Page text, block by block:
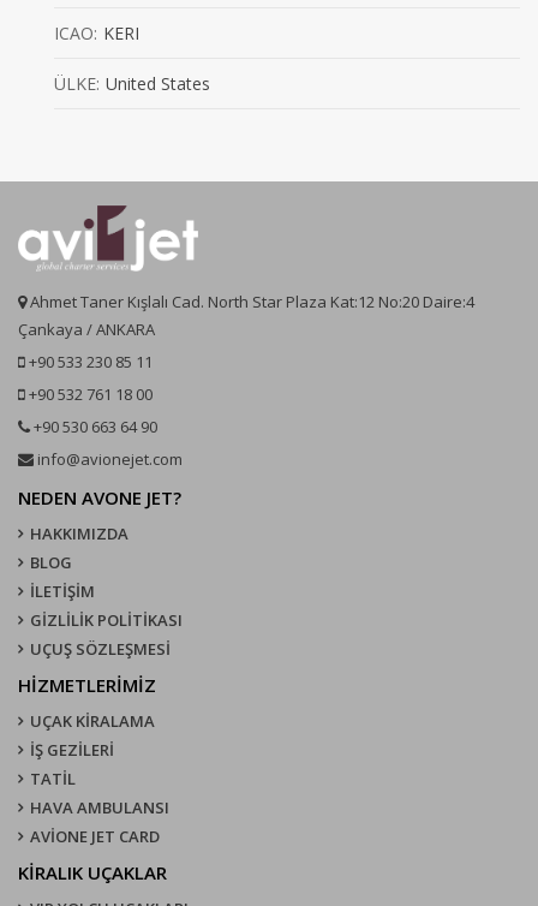
ICAO: KERI
ÜLKE: United States
Ahmet Taner Kışlalı Cad. North Star Plaza Kat:12 No:20 Daire:4
Çankaya / ANKARA
+90 533 230 85 11
+90 532 761 18 00
+90 530 663 64 90
info@avionejet.com
NEDEN AVONE JET?
HAKKIMIZDA
BLOG
İLETİŞİM
GİZLİLİK POLİTİKASI
UÇUŞ SÖZLEŞMESI
HİZMETLERİMİZ
UÇAK KIRALAMA
İŞ GEZİLERİ
TATİL
HAVA AMBULANSI
AVİONE JET CARD
KIRALIK UÇAKLAR